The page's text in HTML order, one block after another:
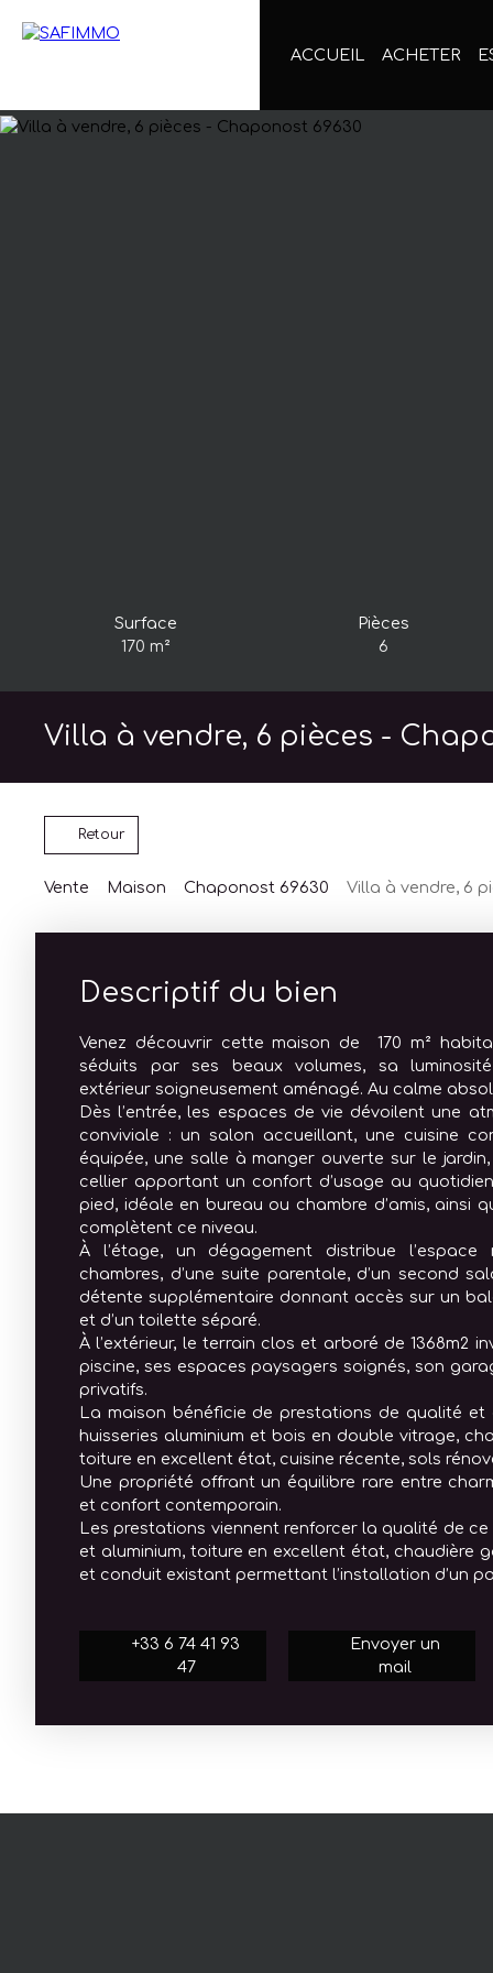
ACCUEIL ACHETER
Surface
170 m²
Pièces
6
Villa à vendre, 6 pièces -
Retour
Vente Maison Chaponost 69630 Villa à vendre, 6
Descriptif du bien
Venez découvrir cette maison de 170 m²
séduits par ses beaux volumes, sa
extérieur soigneusement aménagé. Au calme
Dès l’entrée, les espaces de vie dévoilent une
conviviale : un salon accueillant, une cuisine
équipée, une salle à manger ouverte sur le
cellier apportant un confort d’usage au
pied, idéale en bureau ou chambre d’amis, ainsi
complètent ce niveau.
À l’étage, un dégagement distribue
chambres, d’une suite parentale, d’un second
détente supplémentaire donnant accès sur un
et d’un toilette séparé.
À l’extérieur, le terrain clos et arboré de 1368m2
piscine, ses espaces paysagers soignés, son
privatifs.
La maison bénéficie de prestations de qualité et
huisseries aluminium et bois en double vitrage,
toiture en excellent état, cuisine récente, sols
Une propriété offrant un équilibre rare entre
et confort contemporain.
Les prestations viennent renforcer la qualité de ce
et aluminium, toiture en excellent état, chaudière
et conduit existant permettant l’installation d’un
+33 6 74 41 93
47
Envoyer un
mail